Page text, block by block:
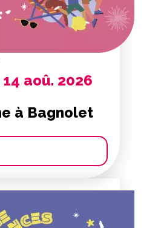
14 aoû. 2026
à Bagnolet